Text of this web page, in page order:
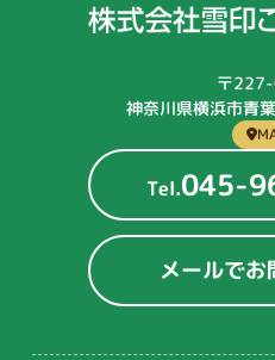
〒
神奈川県横浜市青
Tel.045-
メールでお